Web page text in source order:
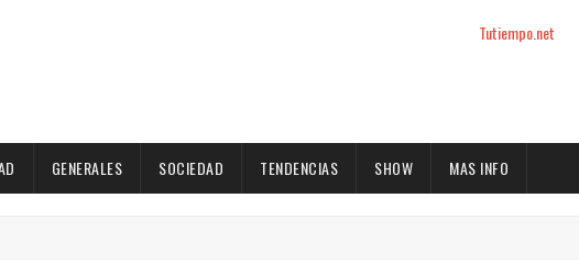
Tutiempo.net
GENERALES SOCIEDAD TENDENCIAS SHOW MAS INFO